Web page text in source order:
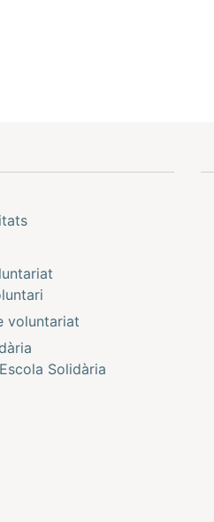
voluntariat
Solidària